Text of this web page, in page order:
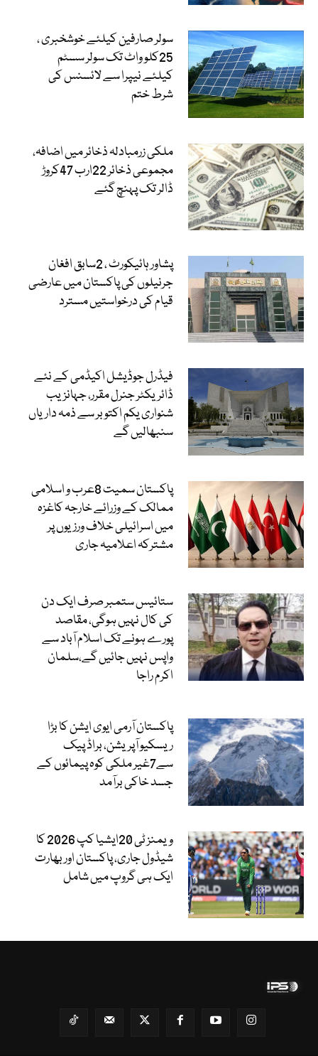
سولر صارفین کیلئے خوشخبری ،
25کلو واٹ تک سولر سسٹم
کیلئے نیپرا سے لائسنس کی
شرط ختم
ملکی زرمبادلہ ذخائر میں اضافہ،
مجموعی ذخائر 22ارب 47کروڑ
ڈالر تک پہنچ گئے
پشاور ہائیکورٹ ، 2سابق افغان
جرنیلوں کی پاکستان میں عارضی
قیام کی درخواستیں مسترد
فیڈرل جوڈیشل اکیڈمی کے نئے
ڈائریکٹر جنرل مقرر، جہانزیب
شنواری یکم اکتوبر سے ذمہ داریاں
سنبھالیں گے
پاکستان سمیت 8عرب و اسلامی
ممالک کے وزرائے خارجہ کاغزہ
میں اسرائیلی خلاف ورزیوں پر
مشترکہ اعلامیہ جاری
ستائیس ستمبر صرف ایک دن
کی کال نہیں ہوگی، مقاصد
پورے ہونے تک اسلام آباد سے
واپس نہیں جائیں گے،سلمان
اکرم راجا
پاکستان آرمی ایوی ایشن کا بڑا
ریسکیو آپریشن، براڈ پیک
سے7غیر ملکی کوہ پیمائوں کے
جسد خاکی برآمد
ویمنز ٹی 20ایشیا کپ 2026 کا
شیڈول جاری، پاکستان اور بھارت
ایک ہی گروپ میں شامل